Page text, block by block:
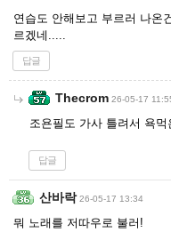
연습도 안해보고 부르러 나온
르겠네.....
답글
Thecrom 26-05-17
조욘필도 가사 틀려서 욕
답글
산바락 26-05-17 13:34
뭐 노래를 저따우로 불러!